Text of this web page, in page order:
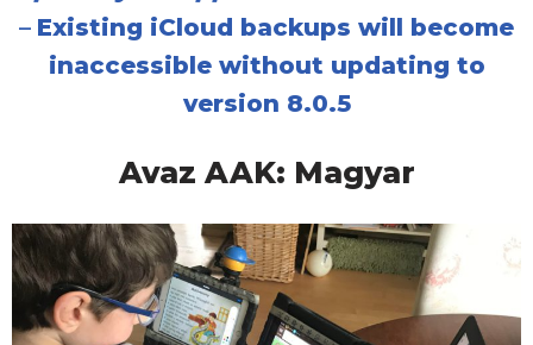
– Existing iCloud backups will become
inaccessible without updating to
version 8.0.5
Avaz AAK: Magyar